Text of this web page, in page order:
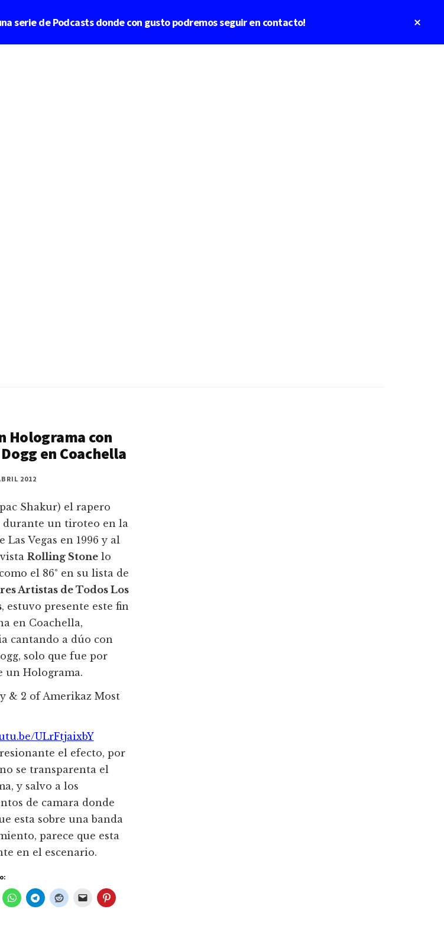
serie de Podcasts donde con gusto podremos seguir en contacto!
Holograma con
en Coachella
2012
Shakur) el rapero
durante un tiroteo en la
Las Vegas en 1996 y al
Rolling Stonelo
el 86° en su lista de
Artistas de Todos Los
, estuvo presente este fin
en Coachella,
cantando a dúo con
solo que fue por
un Holograma.
& 2 of Amerikaz Most
ULrFtjaixbY
el efecto, por
se transparenta el
y salvo a los
de camara donde
esta sobre una banda
parece que esta
en el escenario.